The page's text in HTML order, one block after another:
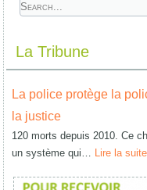
La Tribune
La police protège la
la justice
120 morts depuis 2010. Ce
un système qui… Lire la suite